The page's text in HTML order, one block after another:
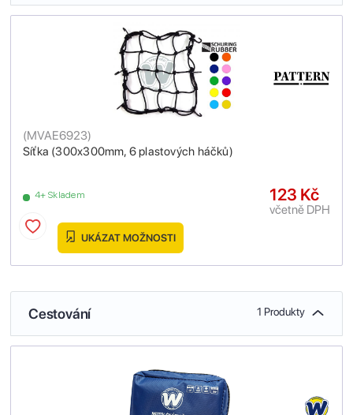
Síťka (300x300mm, 6 plastových háčků)
(MVAE6923)
4+ Skladem 123 Kč
včetně DPH
UKÁZAT MOŽNOSTI
Cestování 1 Produkty